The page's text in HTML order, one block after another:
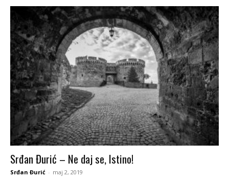
Srđan Đurić – Ne daj se, Istino!
Srđan Đurić - maj 2, 2019